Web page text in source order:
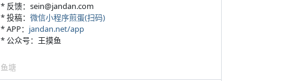
* 反馈：sein@jandan.com
* 投稿： 微信小程序煎蛋(扫码)
* APP： jandan.net/app
* 公众号：王摸鱼
鱼塘